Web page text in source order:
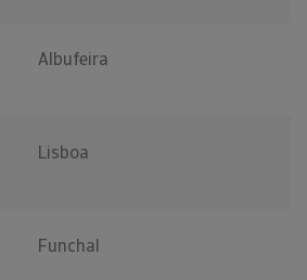
Albufeira
Lisboa
Funchal